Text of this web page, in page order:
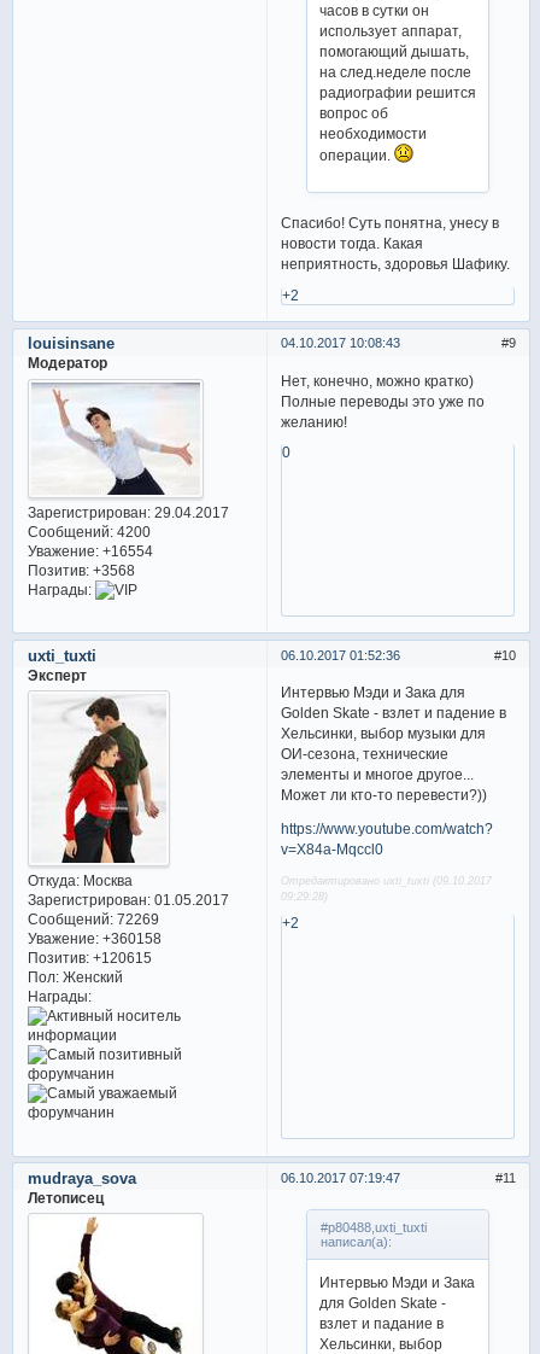
часов в сутки он
использует аппарат,
помогающий дышать,
на след.неделе после
радиографии решится
вопрос об
необходимости
операции.
Спасибо! Суть понятна, унесу в
новости тогда. Какая
неприятность, здоровья Шафику.
+2
9
04.10.2017 10:08:43
louisinsane
Модератор
Зарегистрирован: 29.04.2017
Сообщений:4200
Уважение: +16554
Позитив: +3568
Награды:
Нет, конечно, можно кратко)
Полные переводы это уже по
желанию!
0
10
06.10.2017 01:52:36
uxti_tuxti
Эксперт
Откуда:Москва
Зарегистрирован: 01.05.2017
Сообщений:72269
Уважение: +360158
Позитив: +120615
Пол:Женский
Награды:
Интервью Мэди и Зака для
Golden Skate - взлет и падение в
Хельсинки, выбор музыки для
ОИ-сезона, технические
элементы и многое другое...
Может ли кто-то перевести?))
https://www.youtube.com/watch?
v=X84a-Mqccl0
Отредактировано uxti_tuxti (09.10.2017
09:29:28)
+2
11
06.10.2017 07:19:47
mudraya_sova
Летописец
#p80488,uxti_tuxti
написал(а):
Интервью Мэди и Зака
для Golden Skate -
взлет и падание в
Хельсинки, выбор